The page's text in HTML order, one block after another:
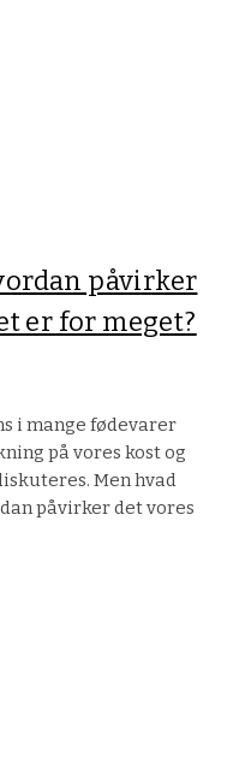
påvirker
er for meget?
i mange fødevarer
på vores kost og
Men hvad
påvirker det vores